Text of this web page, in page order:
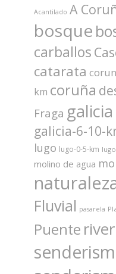
Acantilado A
bosque
carballos
catarata
km coruña
Fraga galicia
galicia-6-10-
lugo lugo-0-5-km
molino de agua
Fluvial pasarela
Puente river